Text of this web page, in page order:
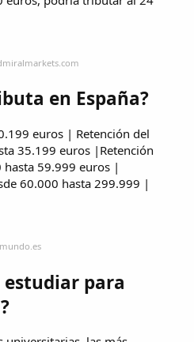
en España?
euros | Retención del
35.199 euros |Retención
hasta 59.999 euros |
60.000 hasta 299.999 |
estudiar para